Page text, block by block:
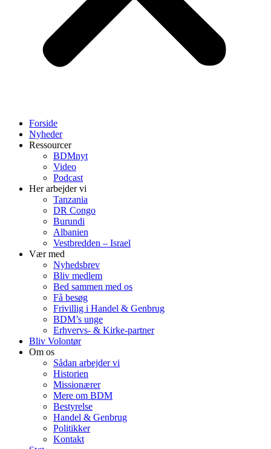
Forside
Nyheder
Ressourcer
BDMnyt
Video
Podcast
Her arbejder vi
Tanzania
DR Congo
Burundi
Albanien
Vestbredden – Israel
Vær med
Nyhedsbrev
Bliv medlem
Bed sammen med os
Få besøg
Frivillig i Handel & Genbrug
BDM’s unge
Erhvervs- & Kirke-partner
Bliv Volontør
Om os
Sådan arbejder vi
Historien
Missionærer
Mere om BDM
Bestyrelse
Handel & Genbrug
Politikker
Kontakt